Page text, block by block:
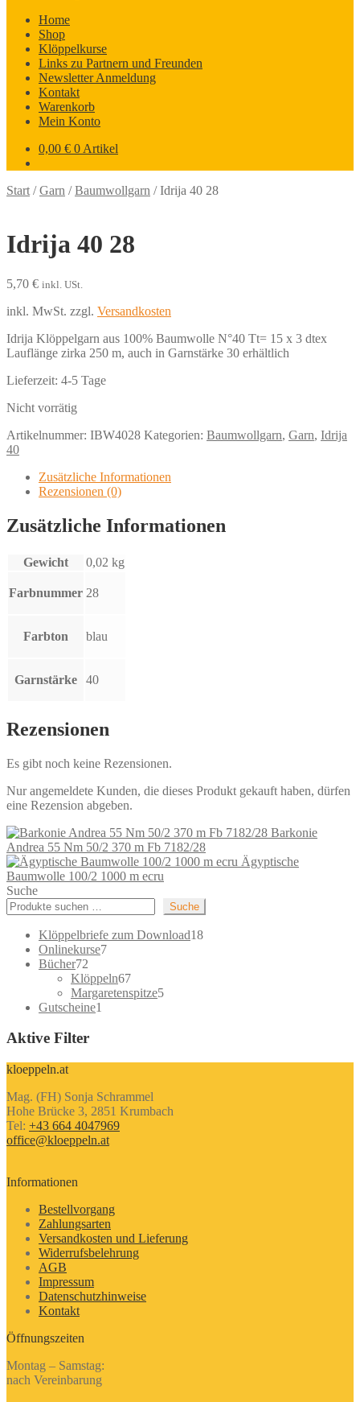
Home
Shop
Klöppelkurse
Links zu Partnern und Freunden
Newsletter Anmeldung
Kontakt
Warenkorb
Mein Konto
0,00 € 0 Artikel
Start /Garn /Baumwollgarn /Idrija 40 28
Idrija 40 28
5,70 € inkl. USt.
inkl. MwSt. zzgl. Versandkosten
Idrija Klöppelgarn aus 100% Baumwolle N°40 Tt= 15 x 3 dtex
Lauflänge zirka 250 m, auch in Garnstärke 30 erhältlich
Lieferzeit: 4-5 Tage
Nicht vorrätig
Artikelnummer: IBW4028 Kategorien: Baumwollgarn, Garn, Idrija
40
Zusätzliche Informationen
Rezensionen (0)
Zusätzliche Informationen
Gewicht 0,02 kg
Farbnummer 28
Farbton blau
Garnstärke 40
Rezensionen
Es gibt noch keine Rezensionen.
Nur angemeldete Kunden, die dieses Produkt gekauft haben, dürfen
eine Rezension abgeben.
Barkonie
Andrea 55 Nm 50/2 370 m Fb 7182/28
Ägyptische
Baumwolle 100/2 1000 m ecru
Suche
Suche
Klöppelbriefe zum Download1818
Onlinekurse77
Bücher72
Produkte
Klöppeln6767
Produkte
Margaretenspitze55
Gutscheine1
Aktive Filter
kloeppeln.at
Mag. (FH) Sonja Schrammel
Hohe Brücke 3, 2851 Krumbach
Tel: +43 664 4047969
office@kloeppeln.at
Informationen
Bestellvorgang
Zahlungsarten
Versandkosten und Lieferung
Widerrufsbelehrung
AGB
Impressum
Datenschutzhinweise
Kontakt
Öffnungszeiten
Montag – Samstag:
nach Vereinbarung